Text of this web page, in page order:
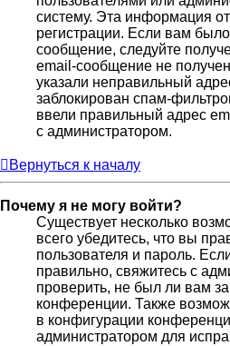
систему. Эта информация
регистрации. Если вам
сообщение, следуйте
email-сообщение не
указали неправильный
заблокирован спам-
ввели правильный адрес
с администратором.
Вернуться к началу
Почему я не могу войти?
Существует несколько
всего убедитесь, что вы
пользователя и пароль.
правильно, свяжитесь с
проверить, не был ли вам
конференции. Также
в конфигурации
администратором для